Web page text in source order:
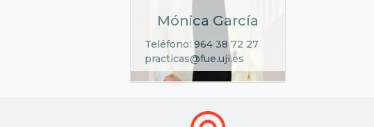
Mónica García
Teléfono: 964 38 72 27
practicas@fue.uji.es